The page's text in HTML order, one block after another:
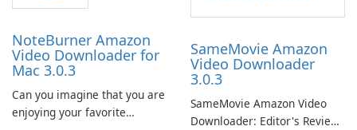
NoteBurner Amazon
Video Downloader for
Mac 3.0.3
Can you imagine that you are
enjoying your favorite
SameMovie Amazon
Video Downloader
3.0.3
SameMovie Amazon Video
Downloader: Editor's Review